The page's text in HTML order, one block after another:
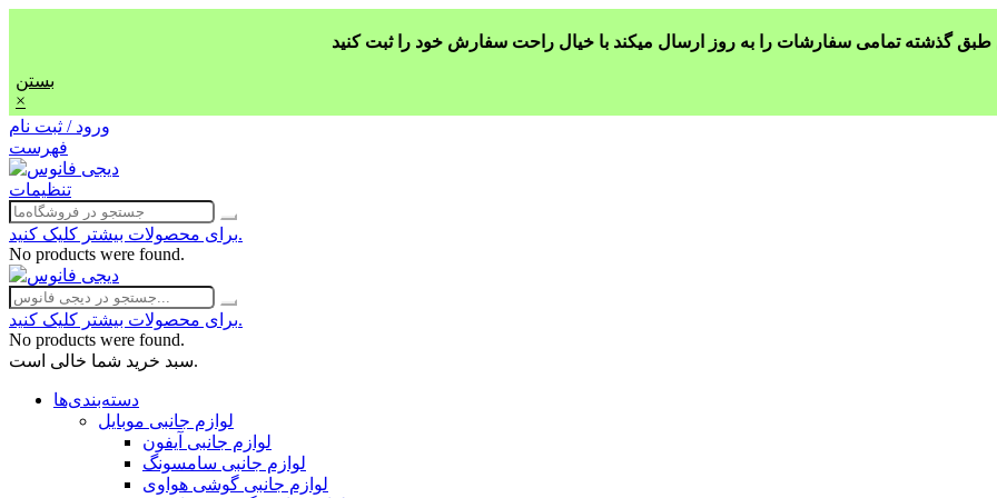
بستن
×
ورود / ثبت نام
فهرست
تنظیمات
برای محصولات بیشتر کلیک کنید.
No products were found.
برای محصولات بیشتر کلیک کنید.
No products were found.
سبد خرید شما خالی است.
دسته‌بندی‌ها
لوازم جانبی موبایل
لوازم جانبی آیفون
لوازم جانبی سامسونگ
لوازم جانبی گوشی هواوی